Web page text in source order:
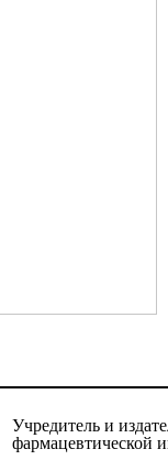
Учредитель и
фармацевтической